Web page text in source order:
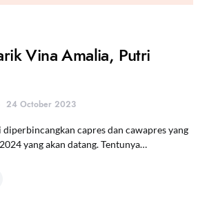
Vina Amalia, Putri
24 October 2023
diperbincangkan capres dan cawapres yang
yang akan datang. Tentunya…